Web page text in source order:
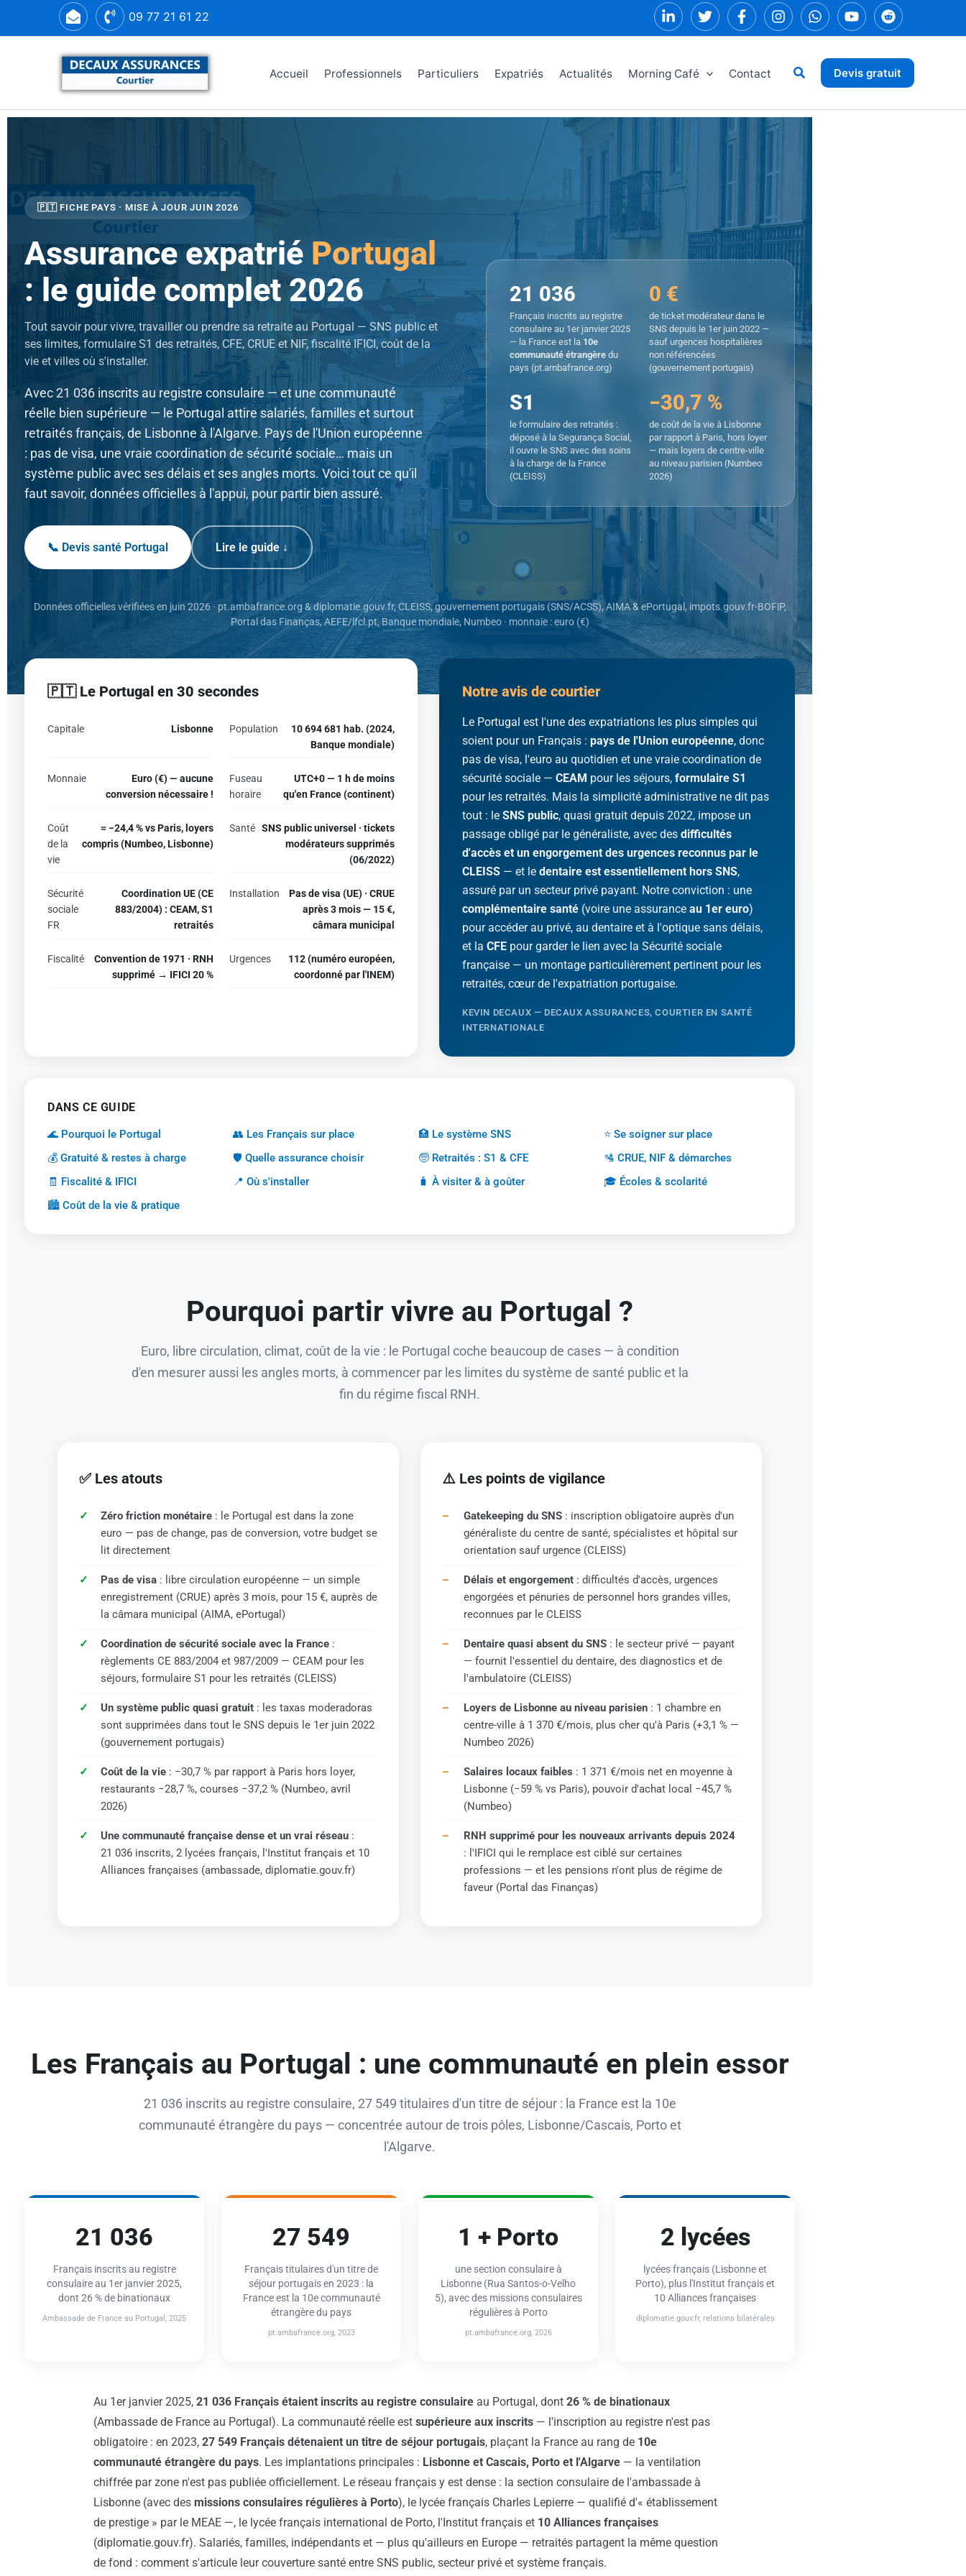
09 77 21 61 22
Accueil Professionnels Particuliers Expatriés Actualités Morning Café Contact RechercherDevis gratuit
🇵🇹 FICHE PAYS · MISE À JOUR JUIN 2026
Assurance expatrié Portugal
: le guide complet 2026
Tout savoir pour vivre, travailler ou prendre sa retraite au Portugal — SNS public et
ses limites, formulaire S1 des retraités, CFE, CRUE et NIF, fiscalité IFICI, coût de la
vie et villes où s'installer.
Avec 21 036 inscrits au registre consulaire — et une communauté
réelle bien supérieure — le Portugal attire salariés, familles et surtout
retraités français, de Lisbonne à l'Algarve. Pays de l'Union européenne
: pas de visa, une vraie coordination de sécurité sociale… mais un
système public avec ses délais et ses angles morts. Voici tout ce qu'il
faut savoir, données officielles à l'appui, pour partir bien assuré.
📞 Devis santé Portugal Lire le guide ↓
21 036
Français inscrits au registre
consulaire au 1er janvier 2025
— la France est la 10e
communauté étrangèredu
pays (pt.ambafrance.org)
0 €
de ticket modérateur dans le
SNS depuis le 1er juin 2022 —
sauf urgences hospitalières
non référencées
(gouvernement portugais)
S1
le formulaire des retraités :
déposé à la Segurança Social,
il ouvre le SNS avec des soins
à la charge de la France
(CLEISS)
−30,7 %
de coût de la vie à Lisbonne
par rapport à Paris, hors loyer
— mais loyers de centre-ville
au niveau parisien (Numbeo
2026)
Données officielles vérifiées en juin 2026 · pt.ambafrance.org & diplomatie.gouv.fr, CLEISS, gouvernement portugais (SNS/ACSS), AIMA & ePortugal, impots.gouv.fr-BOFiP,
Portal das Finanças, AEFE/lfcl.pt, Banque mondiale, Numbeo · monnaie : euro (€)
🇵🇹 Le Portugal en 30 secondes
Capitale Lisbonne Population
10 694 681 hab. (2024,
Banque mondiale)
Monnaie
Euro (€) — aucune
conversion nécessaire !
Fuseau
horaire
UTC+0 — 1 h de moins
qu'en France (continent)
Coût
de la
vie
≈ −24,4 % vs Paris, loyers
compris (Numbeo, Lisbonne)
Santé SNS public universel · tickets
modérateurs supprimés
(06/2022)
Sécurité
sociale
FR
Coordination UE (CE
883/2004) : CEAM, S1
retraités
Installation
Pas de visa (UE) · CRUE
après 3 mois — 15 €,
câmara municipal
Fiscalité
Convention de 1971 · RNH
supprimé → IFICI 20 %
Urgences
112 (numéro européen,
coordonné par l'INEM)
Notre avis de courtier
Le Portugal est l'une des expatriations les plus simples qui
soient pour un Français :pays de l'Union européenne, donc
pas de visa, l'euro au quotidien et une vraie coordination de
sécurité sociale —CEAM pour les séjours,formulaire S1
pour les retraités. Mais la simplicité administrative ne dit pas
tout : leSNS public, quasi gratuit depuis 2022, impose un
passage obligé par le généraliste, avec desdifficultés
d'accès et un engorgement des urgences reconnus par le
CLEISS — et ledentaire est essentiellement hors SNS,
assuré par un secteur privé payant. Notre conviction : une
complémentaire santé (voire une assuranceau 1er euro)
pour accéder au privé, au dentaire et à l'optique sans délais,
et laCFE pour garder le lien avec la Sécurité sociale
française — un montage particulièrement pertinent pour les
retraités, cœur de l'expatriation portugaise.
KEVIN DECAUX — DECAUX ASSURANCES, COURTIER EN SANTÉ
INTERNATIONALE
DANS CE GUIDE
🌊 Pourquoi le Portugal 👥 Les Français sur place 🏥 Le système SNS
⭐ Se soigner sur place
💰 Gratuité & restes à charge
🛡️ Quelle assurance choisir 🧓 Retraités : S1 & CFE
🛂 CRUE, NIF & démarches
🧾 Fiscalité & IFICI
📍 Où s'installer 🧳 À visiter & à goûter
🎓 Écoles & scolarité
🏙️ Coût de la vie & pratique
Pourquoi partir vivre au Portugal ?
Euro, libre circulation, climat, coût de la vie : le Portugal coche beaucoup de cases — à condition
d'en mesurer aussi les angles morts, à commencer par les limites du système de santé public et la
fin du régime fiscal RNH.
✅ Les atouts
Zéro friction monétaire : le Portugal est dans la zone
euro — pas de change, pas de conversion, votre budget se
lit directement
Pas de visa : libre circulation européenne — un simple
enregistrement (CRUE) après 3 mois, pour 15 €, auprès de
la câmara municipal (AIMA, ePortugal)
Coordination de sécurité sociale avec la France :
règlements CE 883/2004 et 987/2009 — CEAM pour les
séjours, formulaire S1 pour les retraités (CLEISS)
Un système public quasi gratuit : les taxas moderadoras
sont supprimées dans tout le SNS depuis le 1er juin 2022
(gouvernement portugais)
Coût de la vie : −30,7 % par rapport à Paris hors loyer,
restaurants −28,7 %, courses −37,2 % (Numbeo, avril
2026)
Une communauté française dense et un vrai réseau :
21 036 inscrits, 2 lycées français, l'Institut français et 10
Alliances françaises (ambassade, diplomatie.gouv.fr)
⚠️ Les points de vigilance
Gatekeeping du SNS : inscription obligatoire auprès d'un
généraliste du centre de santé, spécialistes et hôpital sur
orientation sauf urgence (CLEISS)
Délais et engorgement : difficultés d'accès, urgences
engorgées et pénuries de personnel hors grandes villes,
reconnues par le CLEISS
Dentaire quasi absent du SNS : le secteur privé — payant
— fournit l'essentiel du dentaire, des diagnostics et de
l'ambulatoire (CLEISS)
Loyers de Lisbonne au niveau parisien : 1 chambre en
centre-ville à 1 370 €/mois, plus cher qu'à Paris (+3,1 % —
Numbeo 2026)
Salaires locaux faibles : 1 371 €/mois net en moyenne à
Lisbonne (−59 % vs Paris), pouvoir d'achat local −45,7 %
(Numbeo)
RNH supprimé pour les nouveaux arrivants depuis 2024
: l'IFICI qui le remplace est ciblé sur certaines
professions — et les pensions n'ont plus de régime de
faveur (Portal das Finanças)
Les Français au Portugal : une communauté en plein essor
21 036 inscrits au registre consulaire, 27 549 titulaires d'un titre de séjour : la France est la 10e
communauté étrangère du pays — concentrée autour de trois pôles, Lisbonne/Cascais, Porto et
l'Algarve.
21 036
Français inscrits au registre
consulaire au 1er janvier 2025,
dont 26 % de binationaux
Ambassade de France au Portugal, 2025
27 549
Français titulaires d'un titre de
séjour portugais en 2023 : la
France est la 10e communauté
étrangère du pays
pt.ambafrance.org, 2023
1 + Porto
une section consulaire à
Lisbonne (Rua Santos-o-Velho
5), avec des missions consulaires
régulières à Porto
pt.ambafrance.org, 2026
2 lycées
lycées français (Lisbonne et
Porto), plus l'Institut français et
10 Alliances françaises
diplomatie.gouv.fr, relations bilatérales
Au 1er janvier 2025, 21 036 Français étaient inscrits au registre consulaire au Portugal, dont 26 % de binationaux
(Ambassade de France au Portugal). La communauté réelle est supérieure aux inscrits — l'inscription au registre n'est pas
obligatoire : en 2023, 27 549 Français détenaient un titre de séjour portugais, plaçant la France au rang de 10e
communauté étrangère du pays. Les implantations principales : Lisbonne et Cascais, Porto et l'Algarve — la ventilation
chiffrée par zone n'est pas publiée officiellement. Le réseau français y est dense : la section consulaire de l'ambassade à
Lisbonne (avec des missions consulaires régulières à Porto), le lycée français Charles Lepierre — qualifié d'« établissement
de prestige » par le MEAE —, le lycée français international de Porto, l'Institut français et 10 Alliances françaises
(diplomatie.gouv.fr). Salariés, familles, indépendants et — plus qu'ailleurs en Europe — retraités partagent la même question
de fond : comment s'articule leur couverture santé entre SNS public, secteur privé et système français.